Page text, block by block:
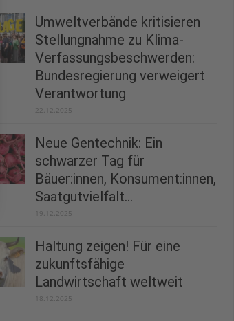
Umweltverbände kritisieren
Stellungnahme zu Klima-
Verfassungsbeschwerden:
Bundesregierung verweigert
Verantwortung
22.12.2025
Neue Gentechnik: Ein
schwarzer Tag für
Bäuer:innen, Konsument:innen,
Saatgutvielfalt...
19.12.2025
Haltung zeigen! Für eine
zukunftsfähige
Landwirtschaft weltweit
18.12.2025